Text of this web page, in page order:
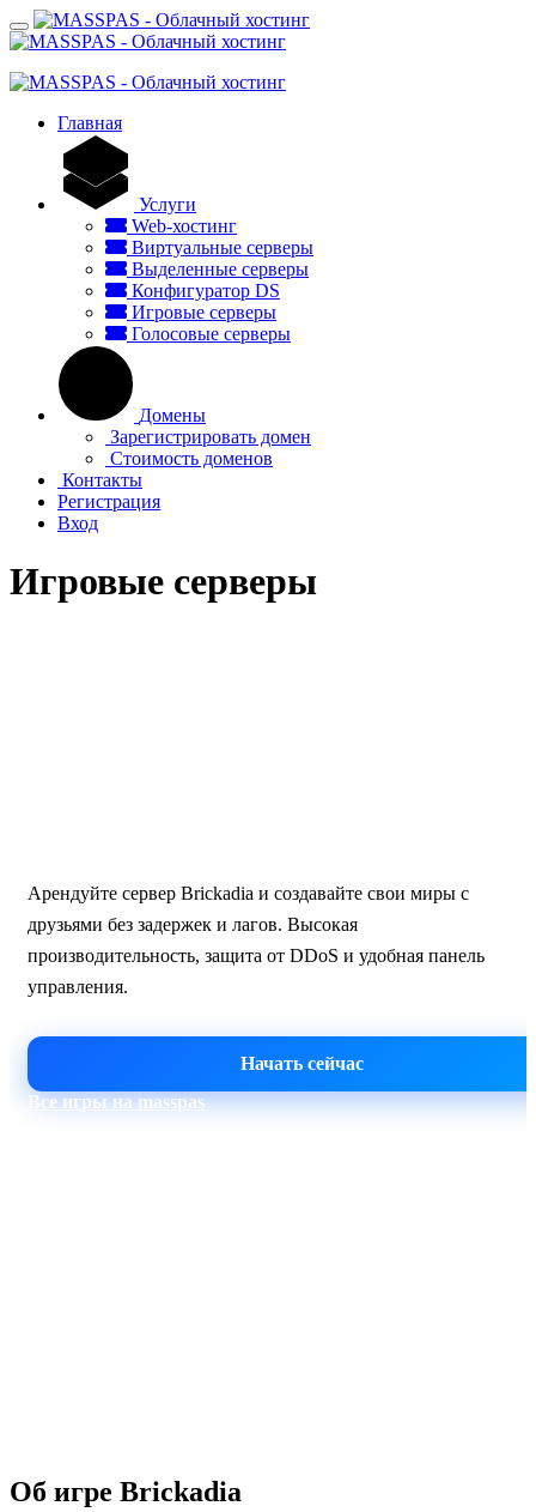
Главная
Услуги
Web-хостинг
Виртуальные серверы
Выделенные серверы
Конфигуратор DS
Игровые серверы
Голосовые серверы
Домены
Зарегистрировать домен
Стоимость доменов
Контакты
Регистрация
Вход
Игровые серверы
Арендуйте сервер Brickadia и создавайте свои миры с
друзьями без задержек и лагов. Высокая
производительность, защита от DDoS и удобная панель
управления.
Начать сейчас
Все игры на masspas
Об игре Brickadia